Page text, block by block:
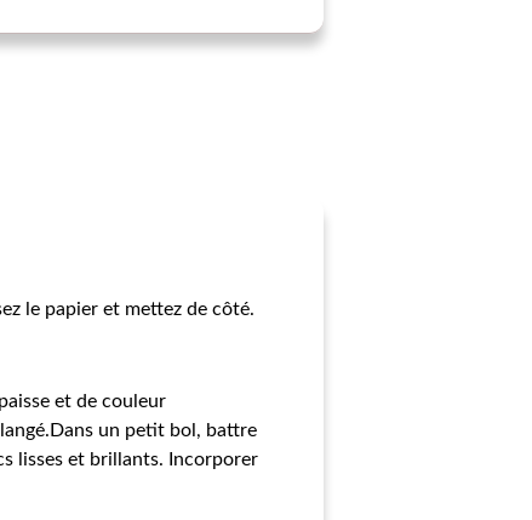
le papier et mettez de côté.
et de couleur
un petit bol, battre
lisses et brillants. Incorporer